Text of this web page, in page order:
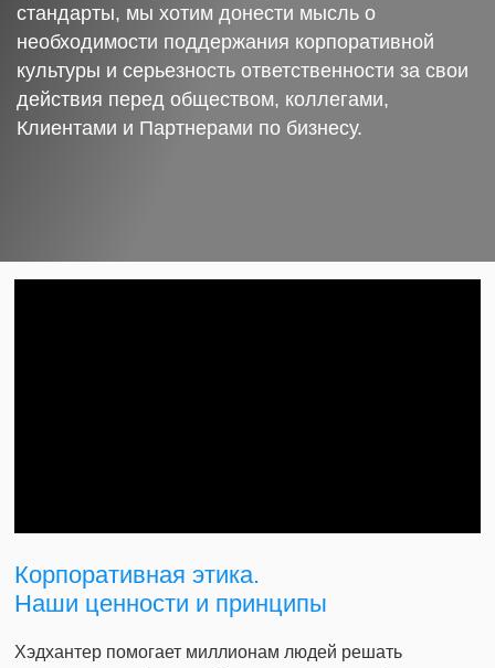
стандарты, мы хотим донести мысль о
необходимости поддержания корпоративной
культуры и серьезность ответственности за свои
действия перед обществом, коллегами,
Клиентами и Партнерами по бизнесу.
Корпоративная этика.
Наши ценности и принципы
Хэдхантер помогает миллионам людей решать